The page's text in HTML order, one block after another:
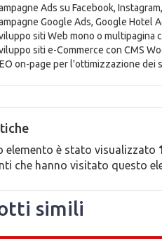
Ads su Facebook,
Google Ads, Google Hotel
siti Web mono o multipagina
siti e-Commerce con CMS
on-page per l'ottimizzazione dei
elemento è stato visualizzato
che hanno visitato questo
simili